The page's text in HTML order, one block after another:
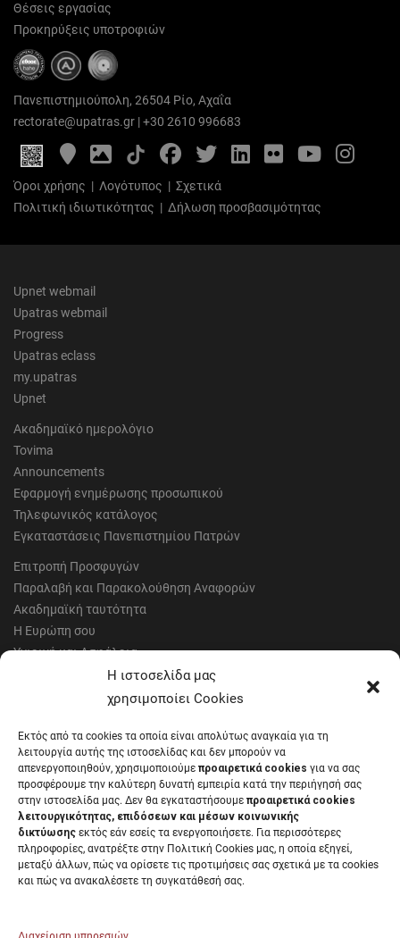
Η ιστοσελίδα μας
χρησιμοποίει Cookies
Εκτός από τα cookies τα οποία είναι απολύτως αναγκαία για τη
λειτουργία αυτής της ιστοσελίδας και δεν μπορούν να
απενεργοποιηθούν, χρησιμοποιούμε προαιρετικά cookies για να σας
προσφέρουμε την καλύτερη δυνατή εμπειρία κατά την περιήγησή σας
στην ιστοσελίδα μας. Δεν θα εγκαταστήσουμε προαιρετικά cookies
λειτουργικότητας, επιδόσεων και μέσων κοινωνικής
δικτύωσης εκτός εάν εσείς τα ενεργοποιήσετε. Για περισσότερες
πληροφορίες, ανατρέξτε στην Πολιτική Cookies μας, η οποία εξηγεί,
μεταξύ άλλων, πώς να ορίσετε τις προτιμήσεις σας σχετικά με τα cookies
και πώς να ανακαλέσετε τη συγκατάθεσή σας.
Θέσεις εργασίας
Προκηρύξεις υποτροφιών
Πανεπιστημιούπολη, 26504 Ρίο, Αχαΐα
rectorate@upatras.gr |+30 2610 996683
Google
Maps
Photo
Gallery
FacebookTwitterLinkedIn
FlickrYouTube
Όροι χρήσης | Λογότυπος | Σχετικά
Πολιτική ιδιωτικότητας | Δήλωση προσβασιμότητας
Upnet webmail
Upatras webmail
Progress
Upatras eclass
my.upatras
Upnet
Ακαδημαϊκό ημερολόγιο
Tovima
Announcements
Εφαρμογή ενημέρωσης προσωπικού
Τηλεφωνικός κατάλογος
Εγκαταστάσεις Πανεπιστημίου Πατρών
Επιτροπή Προσφυγών
Παραλαβή και Παρακολούθηση Αναφορών
Ακαδημαϊκή ταυτότητα
Η Ευρώπη σου
Υγιεινή και Ασφάλεια
Έντυπα Οικονομικής Υπηρεσίας
Έντυπα Διοικητικών Υπηρεσιών
Μητρώα αξιολογητών
Δημόσια Διαβούλευση
Συνεδριάσεις Συγκλήτου
Συνεδριάσεις Συμβουλίου Διοίκησης
EUNICoast European University